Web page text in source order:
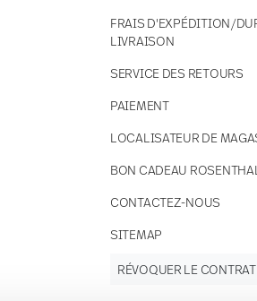
FRAIS D'EXPÉDITION/
LIVRAISON
SERVICE DES RETOURS
PAIEMENT
LOCALISATEUR DE
BON CADEAU
CONTACTEZ-NOUS
SITEMAP
RÉVOQUER LE CONTRAT